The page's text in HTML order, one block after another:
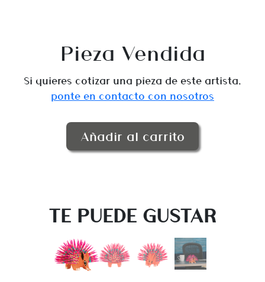
Pieza Vendida
Si quieres cotizar una pieza de este artista,
ponte en contacto con nosotros
Añadir al carrito
TE PUEDE GUSTAR